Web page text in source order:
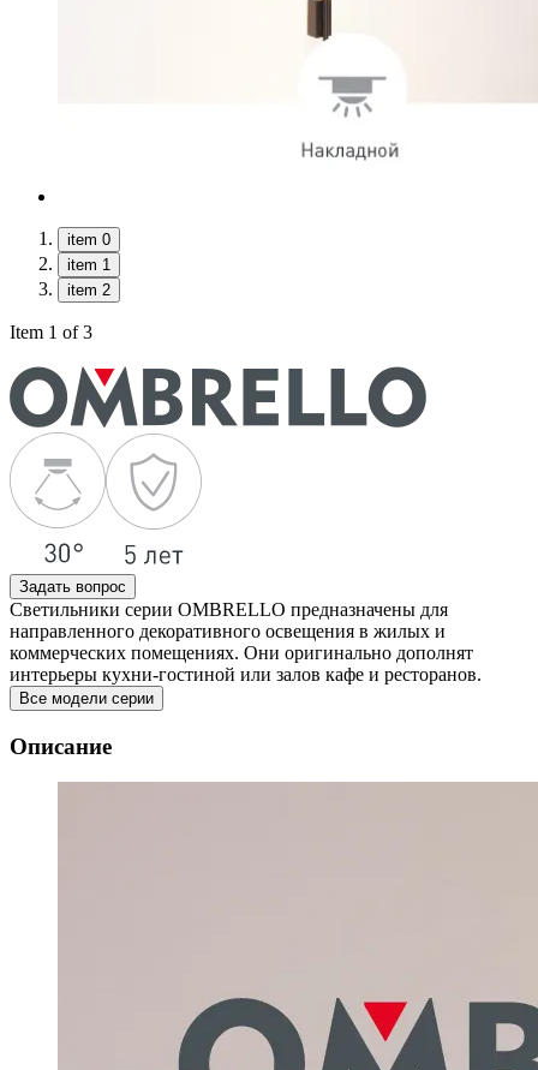
item 0
item 1
item 2
Item 1 of 3
Задать вопрос
Светильники серии OMBRELLO предназначены для
направленного декоративного освещения в жилых и
коммерческих помещениях. Они оригинально дополнят
интерьеры кухни-гостиной или залов кафе и ресторанов.
Все модели серии
Описание